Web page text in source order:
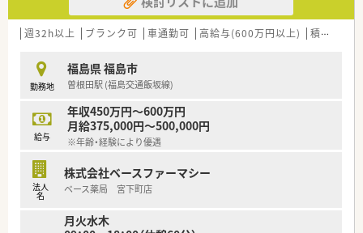
トをはじめとするOTC販売にも注力しております。
■調剤薬局併設化を推進しておりお客様の健康をトータルサポ
■セルフメディケーションを一気通貫で提案出来る社員教育を
目指しており、OTCや漢方・健康食品の社内勉強会も充実してお
ります。
■日々新しいことを吸収できる環境のため、成長できる環境でお
仕事がしたい方へオススメです。
■社割制度で日用品が買えるため、仕事帰りに生活用品もそろっ
てしまうワンストップな生活環境が魅力です。
週32h以上 ブランク可 車通勤可 高給与(600万円以上) 積雪あり
勤務地
福島県 福島市
曽根田駅 (福島交通飯坂線)
給与
年収450万円～600万円
月給375,000円～500,000円
※年齢・経験により優遇
法人
名
株式会社ベースファーマシー
ベース薬局 宮下町店
月火水木